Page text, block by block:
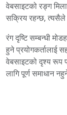
वेबसाइटको रङ्ग
सक्रिय रहन्छ, त्यसैले
रंग दृष्टि सम्बन्धी
हुने प्रयोगकर्तालाई
वेबसाइटको दृश्य रूप
लागि पूर्ण समाधान